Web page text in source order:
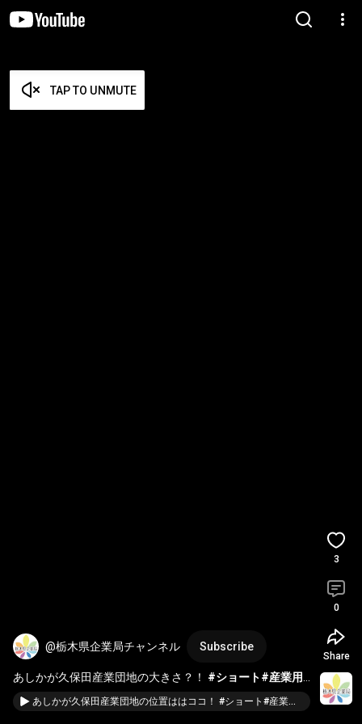
TAP TO UNMUTE
@栃木県企業局チャンネル Subscribe
あしかが久保田産業団地の大きさ？！ #ショート#産業用
地#産業団地#工場用地#工業団地#栃木県の産業用地#北
関東の産業用地#INSTA360#タイムラプス動画#事業用地
あしかが久保田産業団地の位置ははココ！ #ショート#産業用地 #産業団地 #工場用地#工業団地#栃木県の産業用地#北関東の産業用地#空撮動画#EOSR5#事業用地#足利市の工場用地
3
0
Share